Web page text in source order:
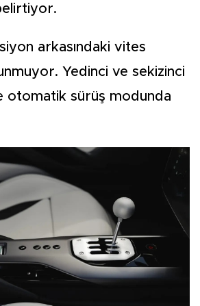
arkasındaki vites
Yedinci ve sekizinci
otomatik sürüş modunda